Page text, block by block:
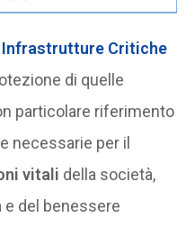
Infrastrutture Critiche
di quelle
particolare riferimento
necessarie per il
vitali della società,
e del benessere